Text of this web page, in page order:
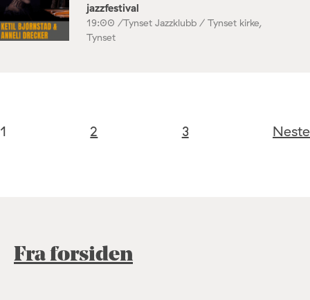
jazzfestival
19:00 /Tynset Jazzklubb / Tynset kirke,
Tynset
1 2 3 Neste
Fra forsiden